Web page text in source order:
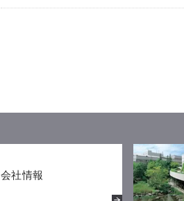
会社情報